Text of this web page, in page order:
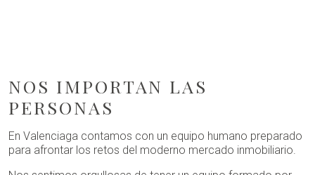
NOS IMPORTAN LAS
PERSONAS
En Valenciaga contamos con un equipo humano preparado
para afrontar los retos del moderno mercado inmobiliario.